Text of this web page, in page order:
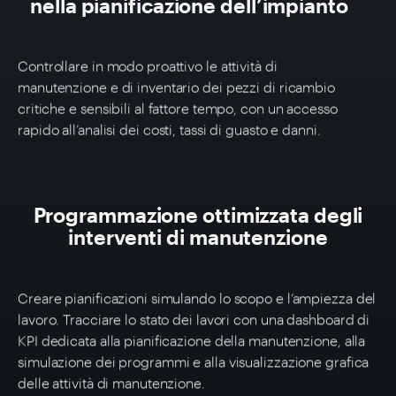
Controllare in modo proattivo le attività di
manutenzione e di inventario dei pezzi di ricambio
critiche e sensibili al fattore tempo, con un accesso
rapido all’analisi dei costi, tassi di guasto e danni.
Programmazione ottimizzata degli
interventi di manutenzione
Creare pianificazioni simulando lo scopo e l’ampiezza del
lavoro. Tracciare lo stato dei lavori con una dashboard di
KPI dedicata alla pianificazione della manutenzione, alla
simulazione dei programmi e alla visualizzazione grafica
delle attività di manutenzione.